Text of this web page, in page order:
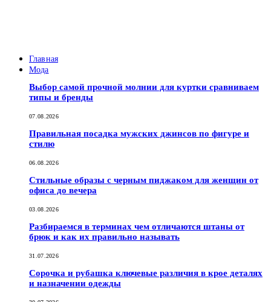
Главная
Мода
Выбор самой прочной молнии для куртки сравниваем
типы и бренды
07.08.2026
Правильная посадка мужских джинсов по фигуре и
стилю
06.08.2026
Стильные образы с черным пиджаком для женщин от
офиса до вечера
03.08.2026
Разбираемся в терминах чем отличаются штаны от
брюк и как их правильно называть
31.07.2026
Сорочка и рубашка ключевые различия в крое деталях
и назначении одежды